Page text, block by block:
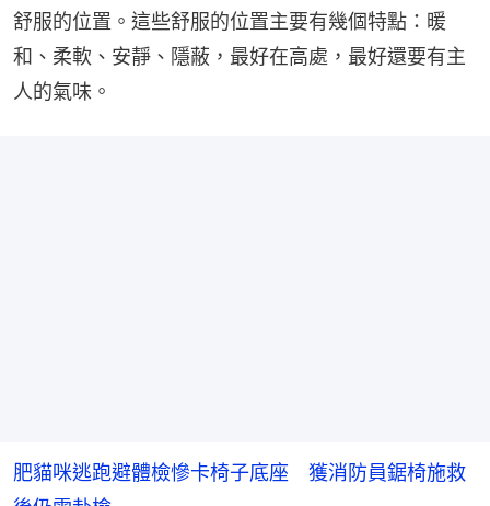
舒服的位置。這些舒服的位置主要有幾個特點：暖
和、柔軟、安靜、隱蔽，最好在高處，最好還要有主
人的氣味。
肥貓咪逃跑避體檢慘卡椅子底座 獲消防員鋸椅施救